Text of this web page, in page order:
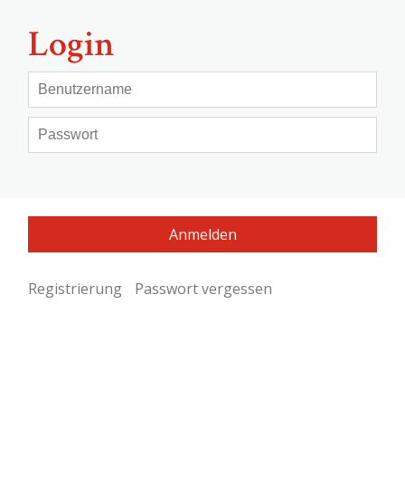
Login
Registrierung Passwort vergessen